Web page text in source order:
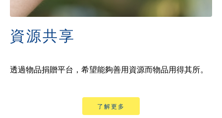
資源共享
透過物品捐贈平台，希望能夠善用資源而物品用得其所。
了解更多